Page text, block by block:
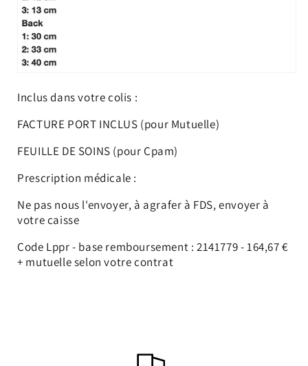
Inclus dans votre colis :
FACTURE PORT INCLUS (pour Mutuelle)
FEUILLE DE SOINS (pour Cpam)
Prescription médicale :
Ne pas nous l'envoyer, à agrafer à FDS, envoyer à
votre caisse
Code Lppr - base remboursement :2141779 - 164,67 €
+ mutuelle selon votre contrat